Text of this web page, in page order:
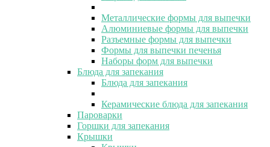
Металлические формы для выпечки
Алюминиевые формы для выпечки
Разъемные формы для выпечки
Формы для выпечки печенья
Наборы форм для выпечки
Блюда для запекания
Блюда для запекания
Керамические блюда для запекания
Пароварки
Горшки для запекания
Крышки